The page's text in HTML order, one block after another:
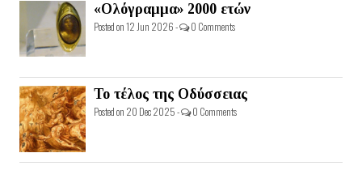
«Ολόγραμμα» 2000 ετών
Posted on 12 Jun 2026 - 0 Comments
Το τέλος της Οδύσσειας
Posted on 20 Dec 2025 - 0 Comments